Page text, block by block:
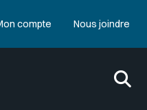
compte Nous joindre